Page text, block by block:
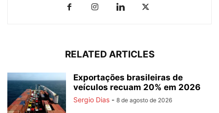
RELATED ARTICLES
Exportações brasileiras de
veículos recuam 20% em 2026
Sergio Dias - 8 de agosto de 2026